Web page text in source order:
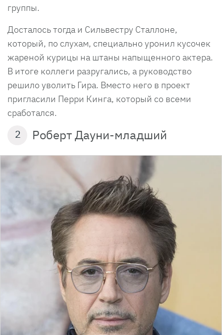
группы.
Досталось тогда и Сильвестру Сталлоне,
который, по слухам, специально уронил кусочек
жареной курицы на штаны напыщенного актера.
В итоге коллеги разругались, а руководство
решило уволить Гира. Вместо него в проект
пригласили Перри Кинга, который со всеми
сработался.
2 Роберт Дауни-младший